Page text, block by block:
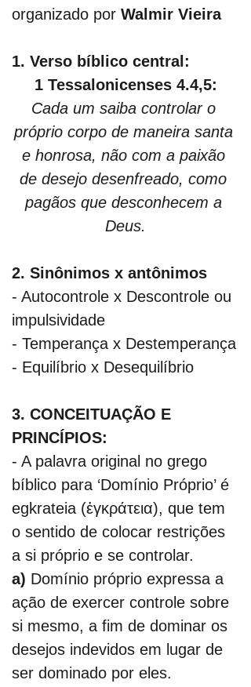
organizado por Walmir Vieira
1. Verso bíblico central:
1 Tessalonicenses 4.4,5:
Cada um saiba controlar o
próprio corpo de maneira santa
e honrosa, não com a paixão
de desejo desenfreado, como
pagãos que desconhecem a
Deus.
2. Sinônimos x antônimos
- Autocontrole x Descontrole ou
impulsividade
- Temperança x Destemperança
- Equilíbrio x Desequilíbrio
3. CONCEITUAÇÃO E
PRINCÍPIOS:
- A palavra original no grego
bíblico para ‘Domínio Próprio’ é
egkrateia (ἐγκράτεια), que tem
o sentido de colocar restrições
a si próprio e se controlar.
a) Domínio próprio expressa a
ação de exercer controle sobre
si mesmo, a fim de dominar os
desejos indevidos em lugar de
ser dominado por eles.